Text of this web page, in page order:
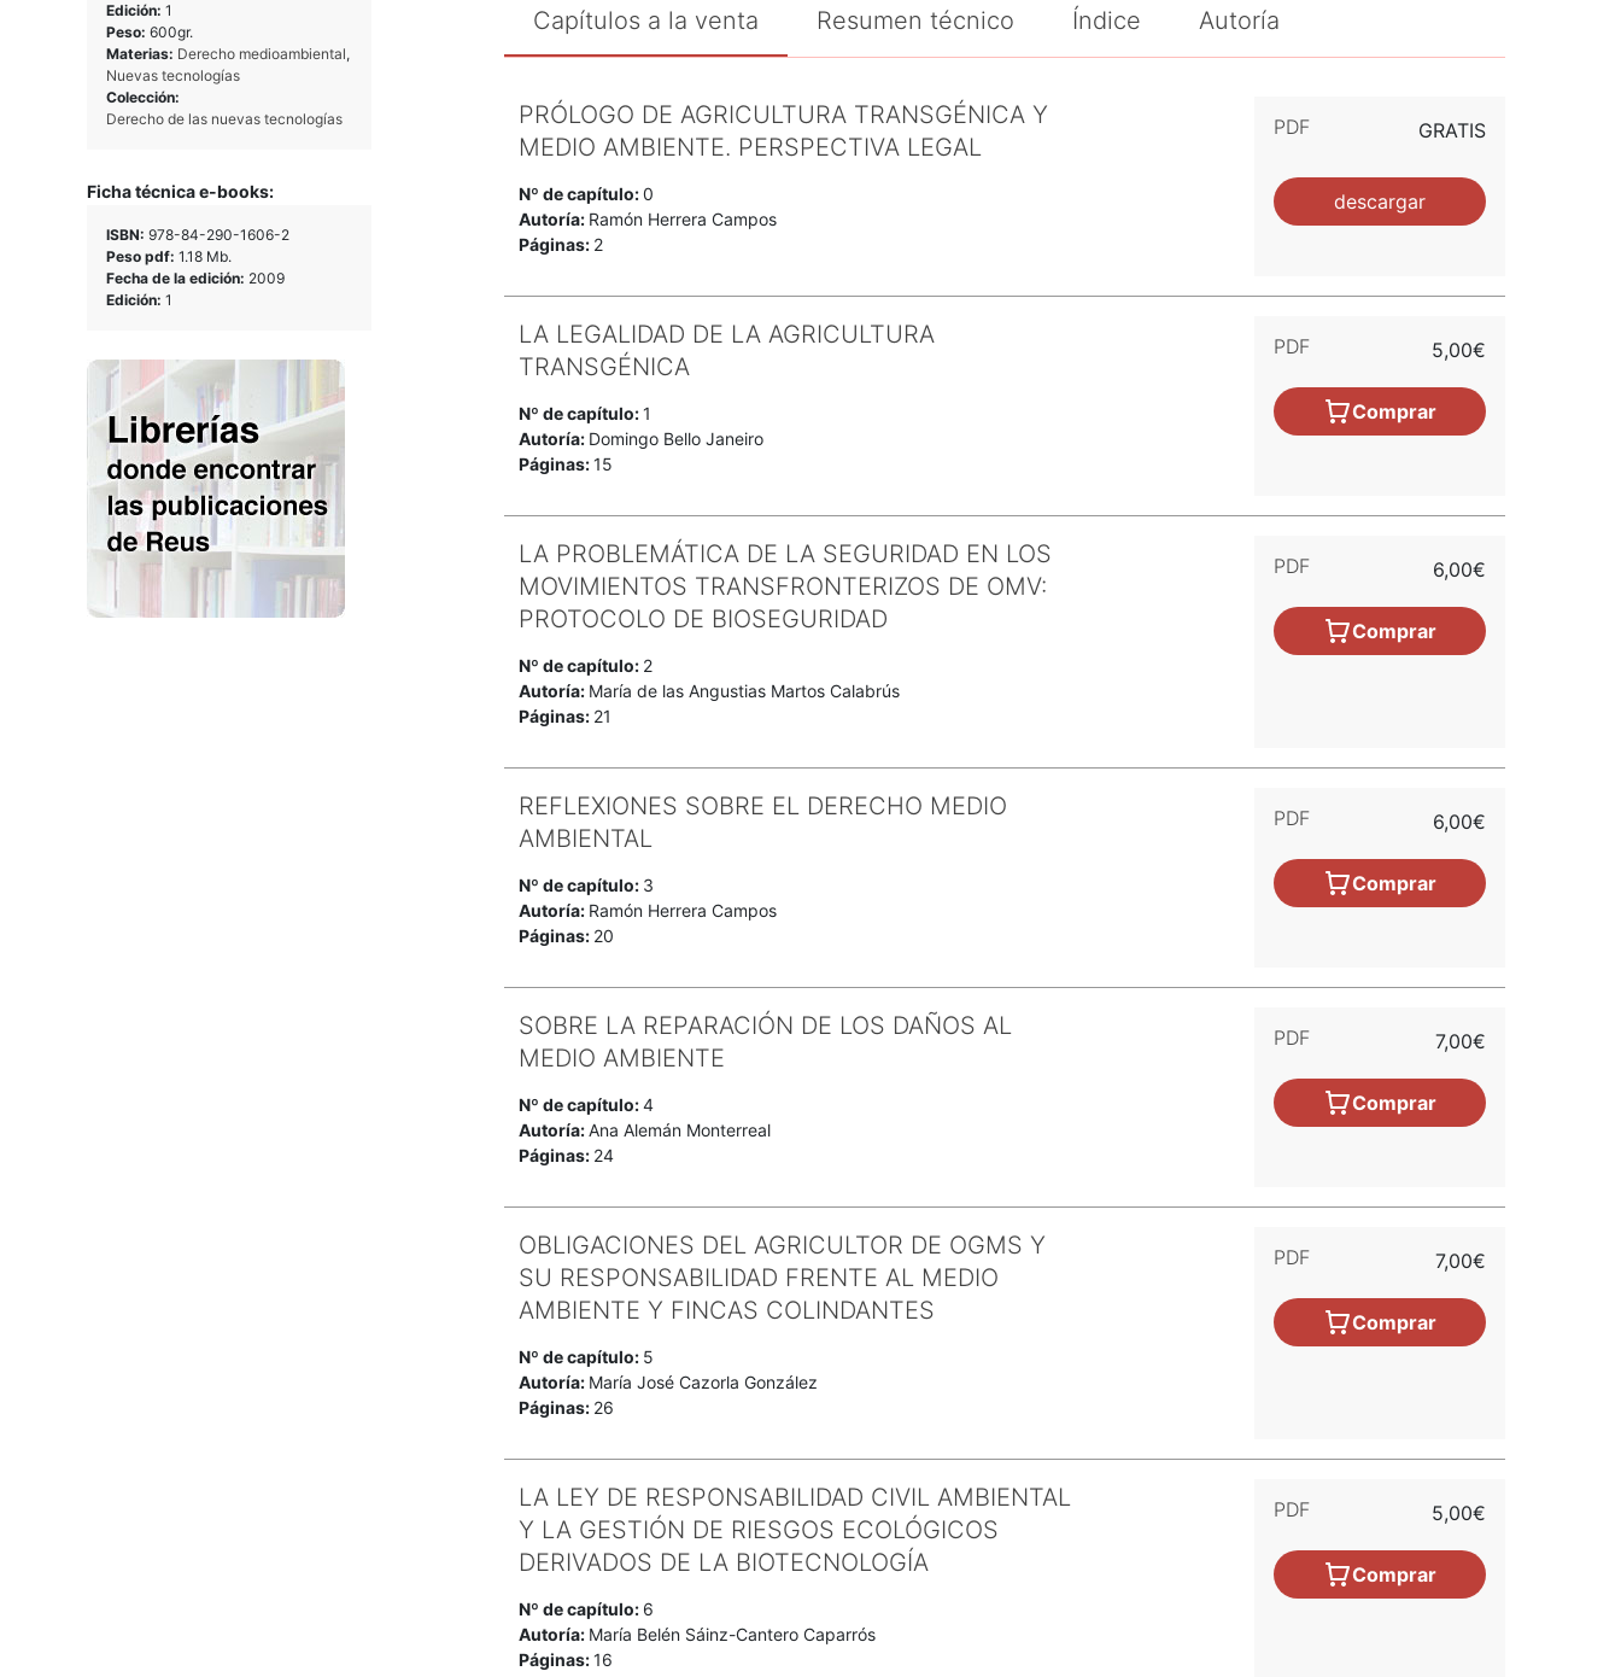
Edición: 1
Peso: 600gr.
Materias: Derecho medioambiental,
Nuevas tecnologías
Colección:
Derecho de las nuevas tecnologías
Ficha técnica e-books:
ISBN: 978-84-290-1606-2
Peso pdf: 1.18 Mb.
Fecha de la edición: 2009
Edición: 1
Capítulos a la venta Resumen técnico Índice Autoría
PRÓLOGO DE AGRICULTURA TRANSGÉNICA Y
MEDIO AMBIENTE. PERSPECTIVA LEGAL
Nº de capítulo:0
Autoría: Ramón Herrera Campos
Páginas: 2
PDF GRATIS
descargar
LA LEGALIDAD DE LA AGRICULTURA
TRANSGÉNICA
Nº de capítulo:1
Autoría: Domingo Bello Janeiro
Páginas:15
PDF 5,00€
Comprar
LA PROBLEMÁTICA DE LA SEGURIDAD EN LOS
MOVIMIENTOS TRANSFRONTERIZOS DE OMV:
PROTOCOLO DE BIOSEGURIDAD
Nº de capítulo: 2
Autoría: María de las Angustias Martos Calabrús
Páginas: 21
PDF 6,00€
Comprar
REFLEXIONES SOBRE EL DERECHO MEDIO
AMBIENTAL
Nº de capítulo: 3
Autoría: Ramón Herrera Campos
Páginas: 20
PDF 6,00€
Comprar
SOBRE LA REPARACIÓN DE LOS DAÑOS AL
MEDIO AMBIENTE
Nº de capítulo:4
Autoría:Ana Alemán Monterreal
Páginas: 24
PDF 7,00€
Comprar
OBLIGACIONES DEL AGRICULTOR DE OGMS Y
SU RESPONSABILIDAD FRENTE AL MEDIO
AMBIENTE Y FINCAS COLINDANTES
Nº de capítulo: 5
Autoría: María José Cazorla González
Páginas: 26
PDF 7,00€
Comprar
LA LEY DE RESPONSABILIDAD CIVIL AMBIENTAL
Y LA GESTIÓN DE RIESGOS ECOLÓGICOS
DERIVADOS DE LA BIOTECNOLOGÍA
Nº de capítulo: 6
Autoría: María Belén Sáinz-Cantero Caparrós
Páginas:16
PDF 5,00€
Comprar